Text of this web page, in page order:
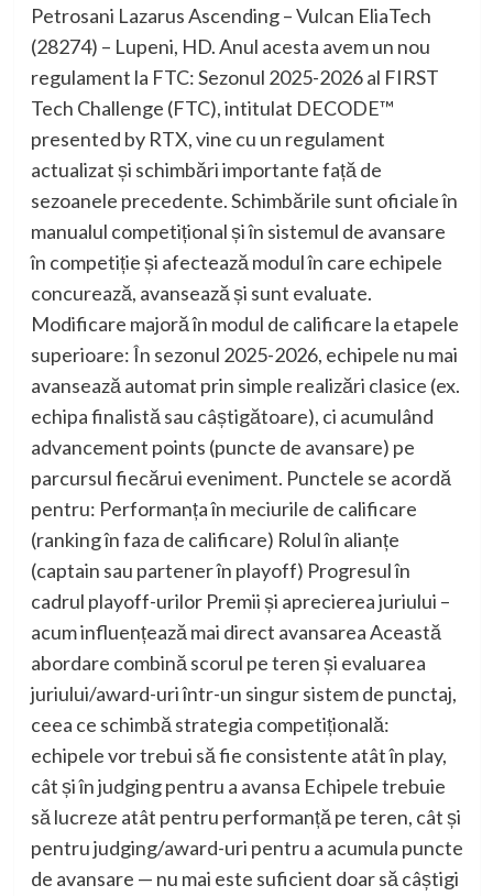
Petrosani Lazarus Ascending – Vulcan EliaTech
(28274) – Lupeni, HD. Anul acesta avem un nou
regulament la FTC: Sezonul 2025-2026 al FIRST
Tech Challenge (FTC), intitulat DECODE™
presented by RTX, vine cu un regulament
actualizat și schimbări importante față de
sezoanele precedente. Schimbările sunt oficiale în
manualul competițional și în sistemul de avansare
în competiție și afectează modul în care echipele
concurează, avansează și sunt evaluate.
Modificare majoră în modul de calificare la etapele
superioare: În sezonul 2025-2026, echipele nu mai
avansează automat prin simple realizări clasice (ex.
echipa finalistă sau câștigătoare), ci acumulând
advancement points (puncte de avansare) pe
parcursul fiecărui eveniment. Punctele se acordă
pentru: Performanța în meciurile de calificare
(ranking în faza de calificare) Rolul în alianțe
(captain sau partener în playoff) Progresul în
cadrul playoff-urilor Premii și aprecierea juriului –
acum influențează mai direct avansarea Această
abordare combină scorul pe teren și evaluarea
juriului/award-uri într-un singur sistem de punctaj,
ceea ce schimbă strategia competițională:
echipele vor trebui să fie consistente atât în play,
cât și în judging pentru a avansa Echipele trebuie
să lucreze atât pentru performanță pe teren, cât și
pentru judging/award-uri pentru a acumula puncte
de avansare — nu mai este suficient doar să câștigi